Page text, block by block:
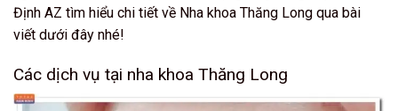
Định AZ tìm hiểu chi tiết về Nha khoa Thăng Long qua bài
viết dưới đây nhé!
Các dịch vụ tại nha khoa Thăng Long